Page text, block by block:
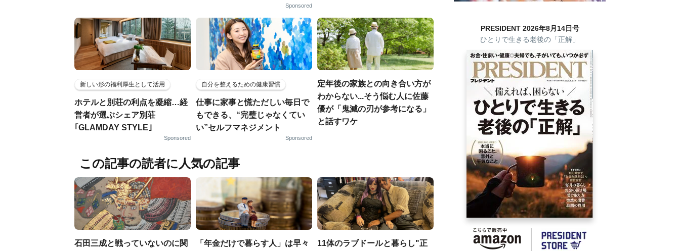
Sponsored
新しい形の福利厚生として活用
ホテルと別荘の利点を凝縮…経
営者が選ぶシェア別荘
｢GLAMDAY STYLE｣
Sponsored
自分を整えるための健康習慣
仕事に家事と慌ただしい毎日で
もできる、“完璧じゃなくてい
い”セルフマネジメント
Sponsored
定年後の家族との向き合い方が
わからない...そう悩む人に佐藤
優が「鬼滅の刃が参考になる」
と話すワケ
この記事の読者に人気の記事
石田三成と戦っていないのに関
「年金だけで暮らす人」は早々
11体のラブドールと暮らし"正
PRESIDENT 2026年8月14日号
ひとりで生きる老後の「正解」